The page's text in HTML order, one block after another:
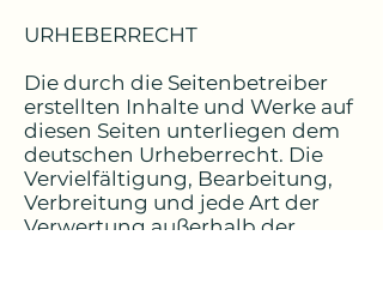
URHEBERRECHT
Die durch die Seitenbetreiber
erstellten Inhalte und Werke auf
diesen Seiten unterliegen dem
deutschen Urheberrecht. Die
Vervielfältigung, Bearbeitung,
Verbreitung und jede Art der
Verwertung außerhalb der